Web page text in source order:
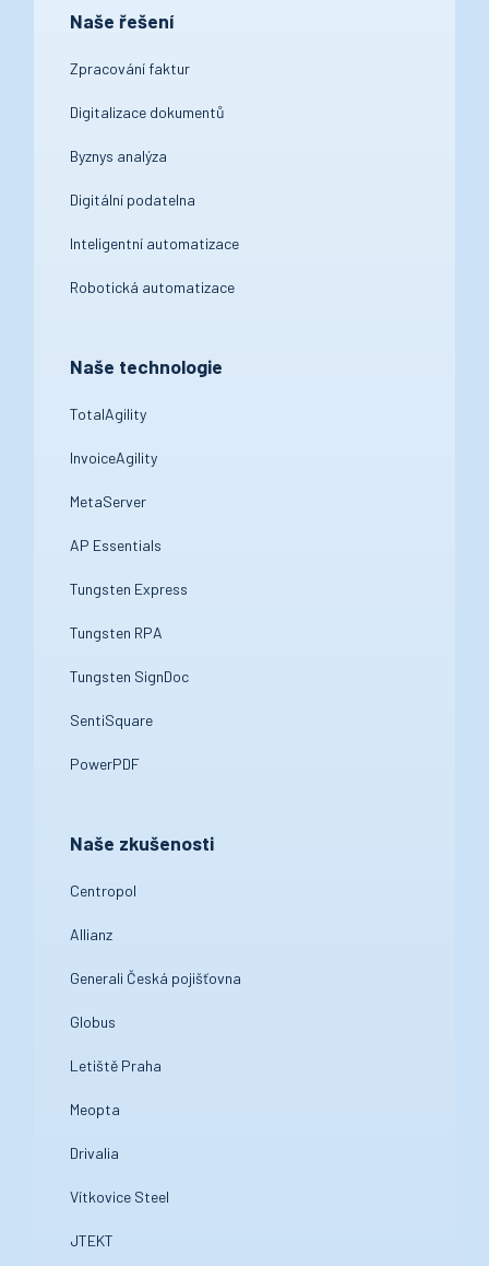
Naše řešení
Zpracování faktur
Digitalizace dokumentů
Byznys analýza
Digitální podatelna
Inteligentní automatizace
Robotická automatizace
Naše technologie
TotalAgility
InvoiceAgility
MetaServer
AP Essentials
Tungsten Express
Tungsten RPA
Tungsten SignDoc
SentiSquare
PowerPDF
Naše zkušenosti
Centropol
Allianz
Generali Česká pojišťovna
Globus
Letiště Praha
Meopta
Drivalia
Vítkovice Steel
JTEKT